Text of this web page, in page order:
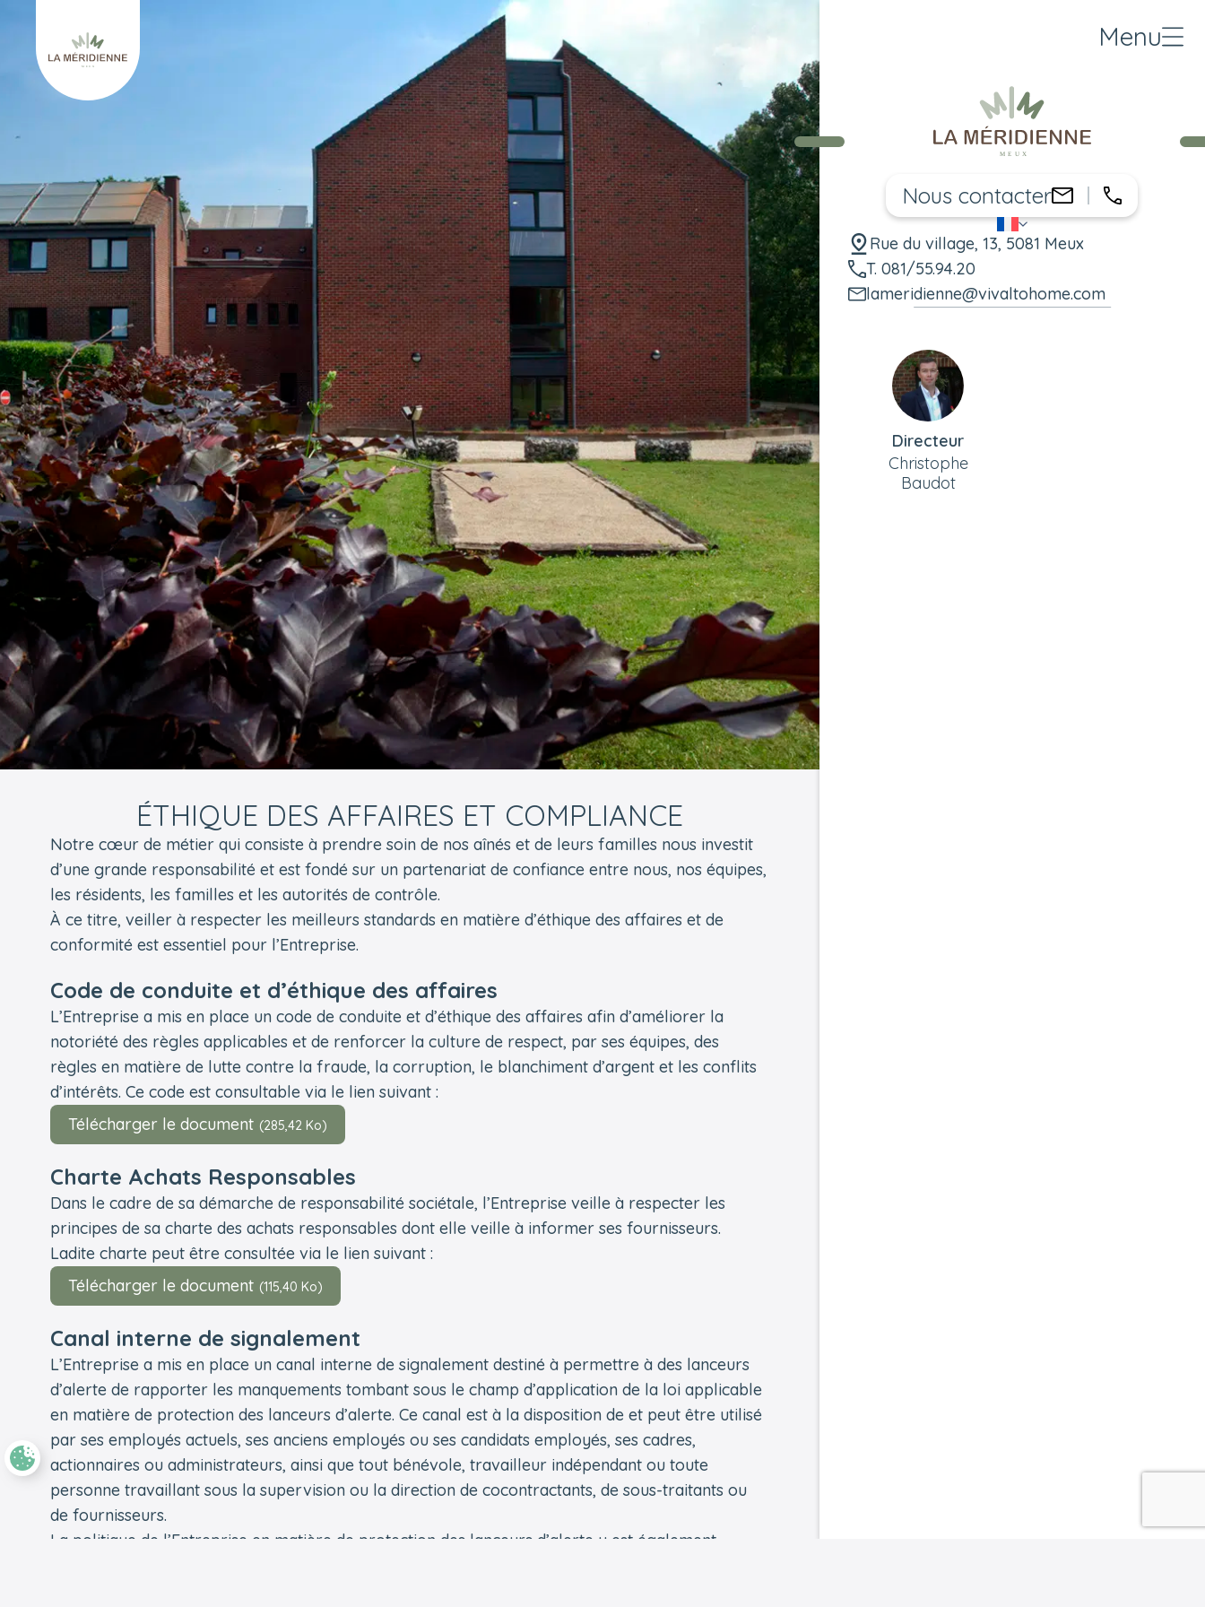
Retourner à l'accueil de La Méridienne
Menu
ÉTHIQUE DES AFFAIRES ET COMPLIANCE
Notre cœur de métier qui consiste à prendre soin de nos aînés et de leurs familles nous investit
d’une grande responsabilité et est fondé sur un partenariat de confiance entre nous, nos équipes,
les résidents, les familles et les autorités de contrôle.
À ce titre, veiller à respecter les meilleurs standards en matière d’éthique des affaires et de
conformité est essentiel pour l’Entreprise.
Code de conduite et d’éthique des affaires
L’Entreprise a mis en place un code de conduite et d’éthique des affaires afin d’améliorer la
notoriété des règles applicables et de renforcer la culture de respect, par ses équipes, des
règles en matière de lutte contre la fraude, la corruption, le blanchiment d’argent et les conflits
d’intérêts. Ce code est consultable via le lien suivant :
Télécharger le document (285,42 Ko)
Charte Achats Responsables
Dans le cadre de sa démarche de responsabilité sociétale, l’Entreprise veille à respecter les
principes de sa charte des achats responsables dont elle veille à informer ses fournisseurs.
Ladite charte peut être consultée via le lien suivant :
Télécharger le document (115,40 Ko)
Canal interne de signalement
L’Entreprise a mis en place un canal interne de signalement destiné à permettre à des lanceurs
d’alerte de rapporter les manquements tombant sous le champ d’application de la loi applicable
en matière de protection des lanceurs d’alerte. Ce canal est à la disposition de et peut être utilisé
par ses employés actuels, ses anciens employés ou ses candidats employés, ses cadres,
actionnaires ou administrateurs, ainsi que tout bénévole, travailleur indépendant ou toute
personne travaillant sous la supervision ou la direction de cocontractants, de sous-traitants ou
de fournisseurs.
La politique de l’Entreprise en matière de protection des lanceurs d’alerte y est également
Nous contacter
081/
FR Changer de langue
Rue du village, 13, 5081 Meux
T. 081/55.94.20
lameridienne@vivaltohome.com
Directeur
Christophe
Baudot